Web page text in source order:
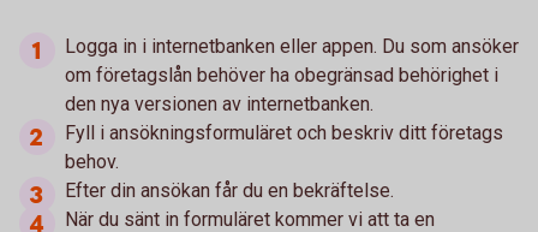
Logga in i internetbanken eller appen. Du som ansöker
om företagslån behöver ha obegränsad behörighet i
den nya versionen av internetbanken.
Fyll i ansökningsformuläret och beskriv ditt företags
behov.
Efter din ansökan får du en bekräftelse.
När du sänt in formuläret kommer vi att ta en